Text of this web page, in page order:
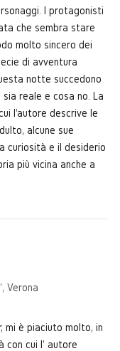
I protagonisti
che sembra stare
molto sincero dei
di avventura
notte succedono
reale e cosa no. La
l'autore descrive le
alcune sue
curiosità e il desiderio
più vicina anche a
Verona
mi è piaciuto molto, in
con cui l' autore